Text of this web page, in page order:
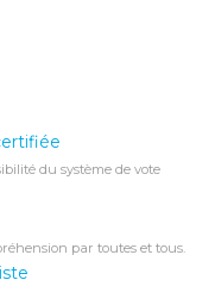
du système de vote
par toutes et tous.